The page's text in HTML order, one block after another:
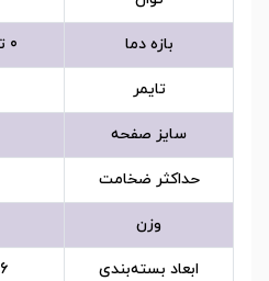
بازه دما 0 تا 299 درجه سانتی‌گراد
تایمر
سایز صفحه
حداکثر ضخامت
وزن
ابعاد بسته‌بندی